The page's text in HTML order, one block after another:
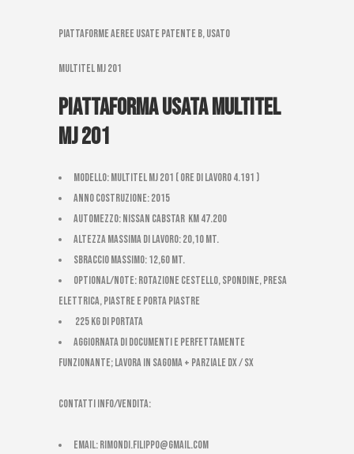
Piattaforme aeree usate patente B, Usato
multitel mj 201
Piattaforma usata multitel
mj 201
Modello: Multitel MJ 201 ( ORE DI LAVORO 4.191 )
Anno costruzione: 2015
Automezzo: Nissan Cabstar Km 47.200
Altezza massima di Lavoro: 20,10 mt.
Sbraccio massimo: 12,60 mt.
Optional/Note: ROTAZIONE CESTELLO, SPONDINE, PRESA
ELETTRICA, PIASTRE E PORTA PIASTRE
225 kg di portata
AGGIORNATA DI DOCUMENTI E PERFETTAMENTE
FUNZIONANTE; LAVORA IN SAGOMA + PARZIALE DX / SX
CONTATTI INFO/VENDITA:
email:rimondi.filippo@gmail.com